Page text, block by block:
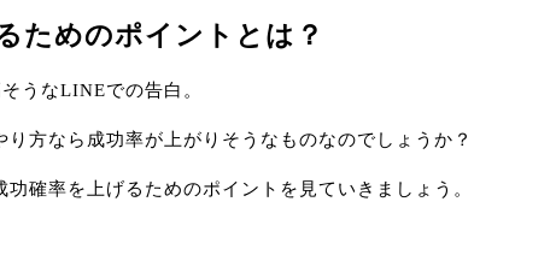
ためのポイントとは？
うなLINEでの告白。
方なら成功率が上がりそうなものなのでしょうか？
確率を上げるためのポイントを見ていきましょう。